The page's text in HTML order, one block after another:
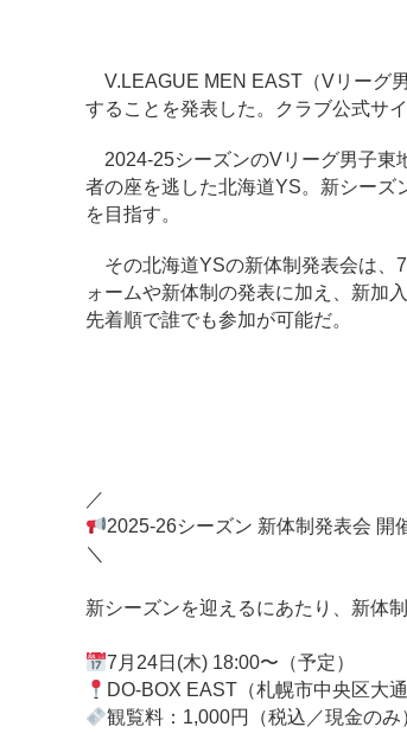
V.LEAGUE MEN EAST（Vリーグ
することを発表した。クラブ公式サ
2024-25シーズンのVリーグ男子東
者の座を逃した北海道YS。新シーズ
を目指す。
その北海道YSの新体制発表会は、
ォームや新体制の発表に加え、新加
先着順で誰でも参加が可能だ。
／
2025-26シーズン 新体制発表会 開
＼
新シーズンを迎えるにあたり、新体
7月24日(木) 18:00〜（予定）
DO-BOX EAST（札幌市中央区大通
観覧料：1,000円（税込／現金のみ